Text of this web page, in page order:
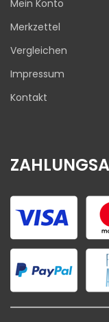
Mein Konto
Merkzettel
Vergleichen
Impressum
Kontakt